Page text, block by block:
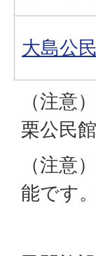
大島公
（注意
栗公民
（注意
能です